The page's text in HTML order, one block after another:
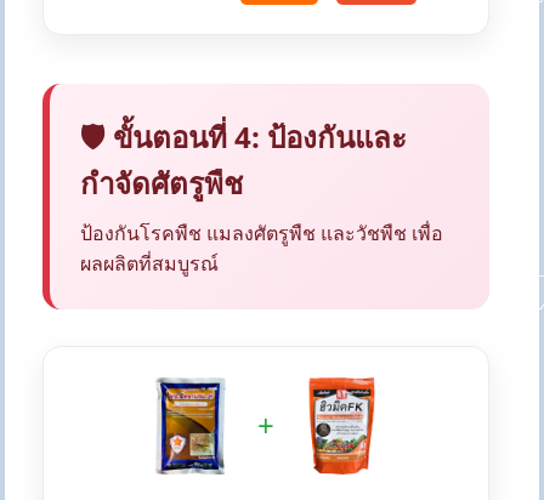
🛡️ ขั้นตอนที่ 4: ป้องกันและ
กำจัดศัตรูพืช
ป้องกันโรคพืช แมลงศัตรูพืช และวัชพืช เพื่อ
ผลผลิตที่สมบูรณ์
+